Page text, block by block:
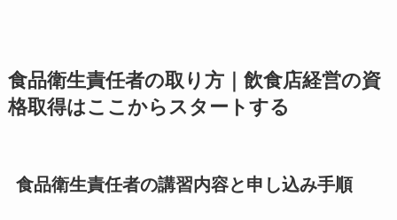
食品衛生責任者の取り方｜飲食店経営の資
格取得はここからスタートする
食品衛生責任者の講習内容と申し込み手順